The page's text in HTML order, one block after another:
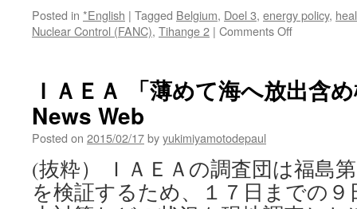
し
ん
作
者・
雁
屋
哲
via
Posted in *English | Tagged Belgium, Doel 3, energy policy,
Nuclear Control (FANC), Tihange 2 | Comments Offon
cracks
in
a
global
nuclear
problem
ＩＡＥＡ 「薄めて海へ放出含
News Web
Posted on 2015/02/17byyukimiyamotodepaul
(抜粋） ＩＡＥＡの調査団は福島
を検証するため、１７日までの